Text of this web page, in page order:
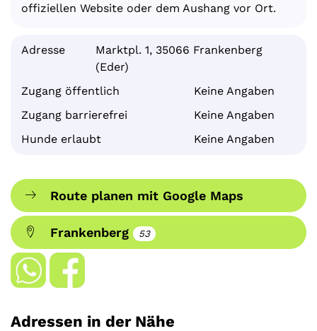
offiziellen Website oder dem Aushang vor Ort.
Adresse
Marktpl. 1, 35066 Frankenberg
(Eder)
Zugang öffentlich
Keine Angaben
Zugang barrierefrei
Keine Angaben
Hunde erlaubt
Keine Angaben
Route planen mit Google Maps
Frankenberg 53
Adressen in der Nähe